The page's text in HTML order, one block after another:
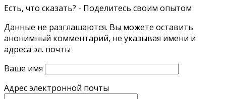
Есть, что сказать? - Поделитесь своим опытом
Данные не разглашаются. Вы можете оставить
анонимный комментарий, не указывая имени и
адреса эл. почты
Ваше имя
Адрес электронной почты